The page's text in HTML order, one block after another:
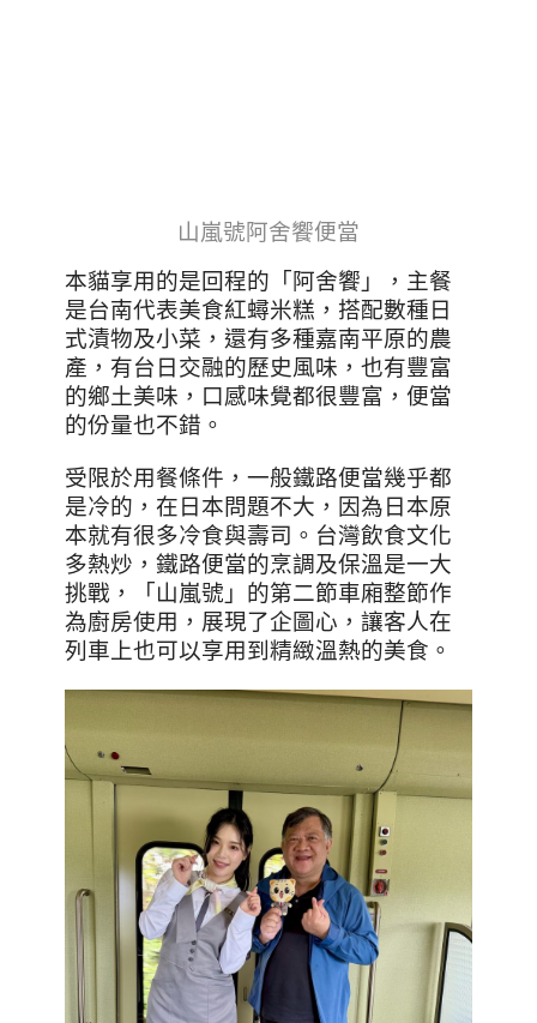
山嵐號阿舍饗便當
本貓享用的是回程的「阿舍饗」，主餐
是台南代表美食紅蟳米糕，搭配數種日
式漬物及小菜，還有多種嘉南平原的農
產，有台日交融的歷史風味，也有豐富
的鄉土美味，口感味覺都很豐富，便當
的份量也不錯。
受限於用餐條件，一般鐵路便當幾乎都
是冷的，在日本問題不大，因為日本原
本就有很多冷食與壽司。台灣飲食文化
多熱炒，鐵路便當的烹調及保溫是一大
挑戰，「山嵐號」的第二節車廂整節作
為廚房使用，展現了企圖心，讓客人在
列車上也可以享用到精緻溫熱的美食。